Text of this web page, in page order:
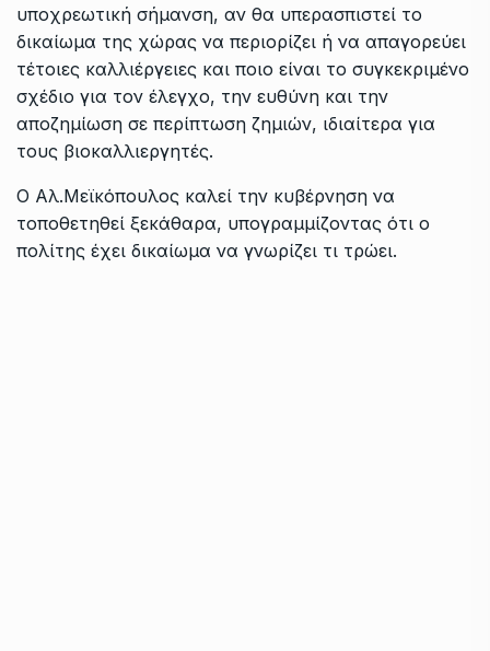
υποχρεωτική σήμανση, αν θα υπερασπιστεί το
δικαίωμα της χώρας να περιορίζει ή να απαγορεύει
τέτοιες καλλιέργειες και ποιο είναι το συγκεκριμένο
σχέδιο για τον έλεγχο, την ευθύνη και την
αποζημίωση σε περίπτωση ζημιών, ιδιαίτερα για
τους βιοκαλλιεργητές.
Ο Αλ.Μεϊκόπουλος καλεί την κυβέρνηση να
τοποθετηθεί ξεκάθαρα, υπογραμμίζοντας ότι ο
πολίτης έχει δικαίωμα να γνωρίζει τι τρώει.